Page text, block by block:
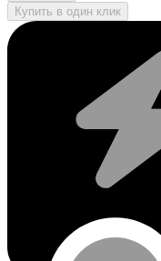
Купить в один клик